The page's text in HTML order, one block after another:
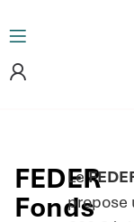
FEDER
Fonds
Le
propose